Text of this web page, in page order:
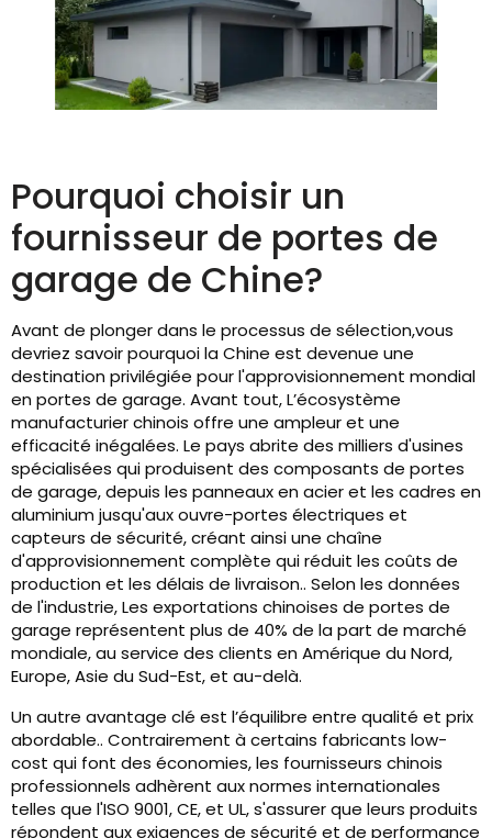
Pourquoi choisir un
fournisseur de portes de
garage de Chine?
Avant de plonger dans le processus de sélection,vous
devriez savoir pourquoi la Chine est devenue une
destination privilégiée pour l'approvisionnement mondial
en portes de garage. Avant tout, L’écosystème
manufacturier chinois offre une ampleur et une
efficacité inégalées. Le pays abrite des milliers d'usines
spécialisées qui produisent des composants de portes
de garage, depuis les panneaux en acier et les cadres en
aluminium jusqu'aux ouvre-portes électriques et
capteurs de sécurité, créant ainsi une chaîne
d'approvisionnement complète qui réduit les coûts de
production et les délais de livraison.. Selon les données
de l'industrie, Les exportations chinoises de portes de
garage représentent plus de 40% de la part de marché
mondiale, au service des clients en Amérique du Nord,
Europe, Asie du Sud-Est, et au-delà.
Un autre avantage clé est l’équilibre entre qualité et prix
abordable.. Contrairement à certains fabricants low-
cost qui font des économies, les fournisseurs chinois
professionnels adhèrent aux normes internationales
telles que l'ISO 9001, CE, et UL, s'assurer que leurs produits
répondent aux exigences de sécurité et de performance